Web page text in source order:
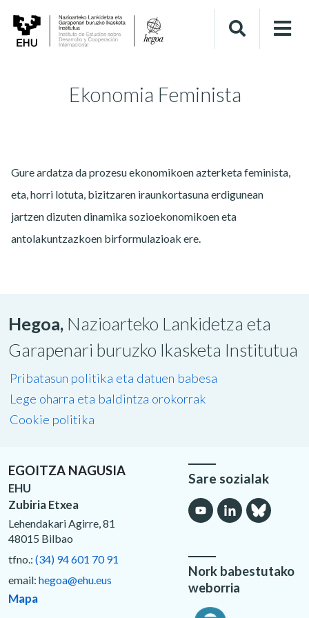
Ekonomia Feminista
Gure ardatza da prozesu ekonomikoen azterketa feminista,
eta, horri lotuta, bizitzaren iraunkortasuna erdigunean
jartzen dizuten dinamika sozioekonomikoen eta
antolakuntzazkoen birformulazioak ere.
Hegoa, Nazioarteko Lankidetza eta
Garapenari buruzko Ikasketa Institutua
Pribatasun politika eta datuen babesa
Lege oharra eta baldintza orokorrak
Cookie politika
EGOITZA NAGUSIA
EHU
Zubiria Etxea
Lehendakari Agirre, 81
48015 Bilbao
tfno.: (34) 94 601 70 91
email: hegoa@ehu.eus
Mapa
Sare sozialak
Nork babestutako
weborria